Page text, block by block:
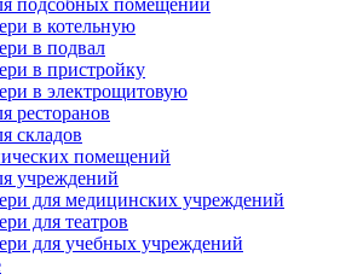
подсобных помещений
в котельную
в подвал
в пристройку
в электрощитовую
ресторанов
складов
помещений
учреждений
для медицинских учреждений
для театров
для учебных учреждений